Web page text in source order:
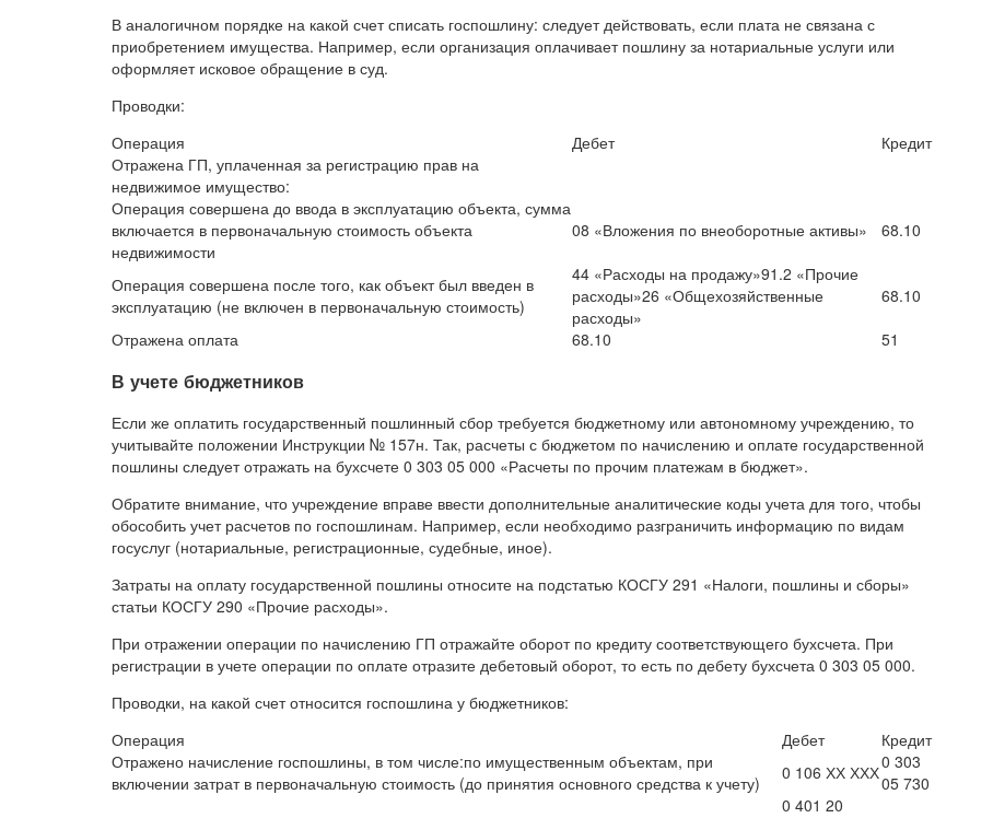
В аналогичном порядке на какой счет списать госпошлину: следует действовать, если плата не связана с
приобретением имущества. Например, если организация оплачивает пошлину за нотариальные услуги или
оформляет исковое обращение в суд.
Проводки:
Операция
Дебет
Кредит
Отражена ГП, уплаченная за регистрацию прав на
недвижимое имущество:
Операция совершена до ввода в эксплуатацию объекта, сумма
включается в первоначальную стоимость объекта
недвижимости
08 «Вложения по внеоборотные активы» 68.10
Операция совершена после того, как объект был введен в
эксплуатацию (не включен в первоначальную стоимость)
44 «Расходы на продажу»91.2 «Прочие
расходы»26 «Общехозяйственные
расходы»
68.10
Отражена оплата
68.10 51
В учете бюджетников
Если же оплатить государственный пошлинный сбор требуется бюджетному или автономному учреждению, то
учитывайте положении Инструкции № 157н. Так, расчеты с бюджетом по начислению и оплате государственной
пошлины следует отражать на бухсчете 0 303 05 000 «Расчеты по прочим платежам в бюджет».
Обратите внимание, что учреждение вправе ввести дополнительные аналитические коды учета для того, чтобы
обособить учет расчетов по госпошлинам. Например, если необходимо разграничить информацию по видам
госуслуг (нотариальные, регистрационные, судебные, иное).
Затраты на оплату государственной пошлины относите на подстатью КОСГУ 291 «Налоги, пошлины и сборы»
статьи КОСГУ 290 «Прочие расходы».
При отражении операции по начислению ГП отражайте оборот по кредиту соответствующего бухсчета. При
регистрации в учете операции по оплате отразите дебетовый оборот, то есть по дебету бухсчета 0 303 05 000.
Проводки, на какой счет относится госпошлина у бюджетников:
Операция
Дебет
Кредит
Отражено начисление госпошлины, в том числе:по имущественным объектам, при
включении затрат в первоначальную стоимость (до принятия основного средства к учету)
0 106 ХХ ХХХ0 303
05 730
0 401 20